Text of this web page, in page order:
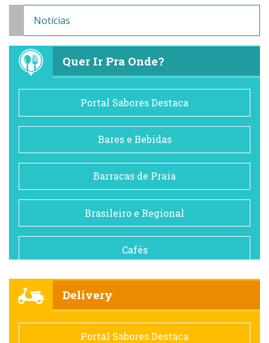
Notícias
Quer Ir Pra Onde?
Portal Sabores Destaca
Bares e Bebidas
Barracas de Praia
Brasileiro e Regional
Cafés
Comida saudável
Delivery
Portal Sabores Destaca